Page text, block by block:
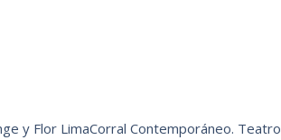
y Flor LimaCorral Contemporáneo. Teatro